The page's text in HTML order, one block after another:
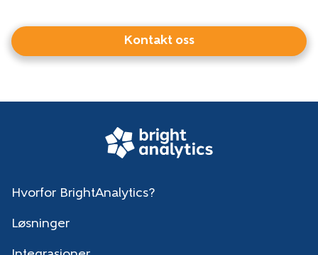
Kontakt oss
Hvorfor BrightAnalytics?
Løsninger